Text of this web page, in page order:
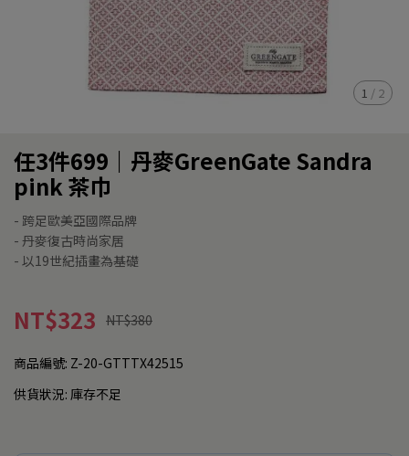
1 / 2
任3件699｜丹麥GreenGate Sandra
pink 茶巾
- 跨足歐美亞國際品牌
- 丹麥復古時尚家居
- 以19世紀插畫為基礎
NT$323 NT$380
商品編號: Z-20-GTTTX42515
供貨狀況: 庫存不足